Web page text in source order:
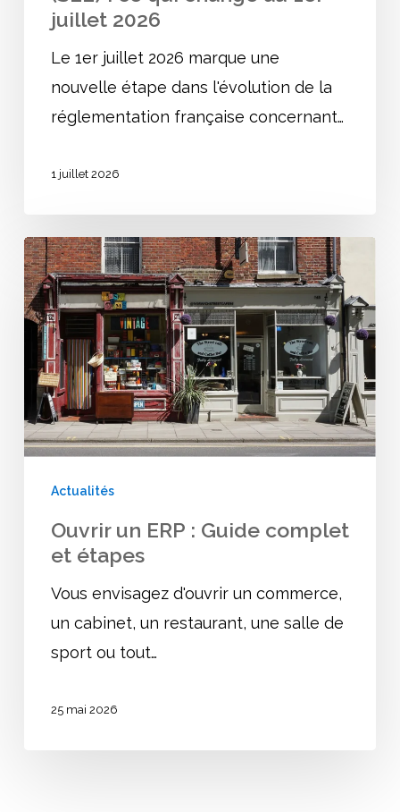
juillet 2026
Le 1er juillet 2026 marque une
nouvelle étape dans l'évolution de la
réglementation française concernant…
1 juillet 2026
Ouvrir
un
ERP
Guide
complet
et
étapes
Actualités
Ouvrir un ERP : Guide complet
et étapes
Vous envisagez d'ouvrir un commerce,
un cabinet, un restaurant, une salle de
sport ou tout…
25 mai 2026